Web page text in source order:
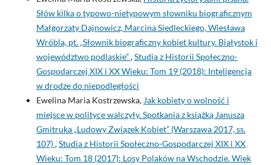
Słów kilka o typowo-nietypowym słowniku biograficznym
Małgorzaty Dajnowicz, Marcina Siedleckiego, Wiesława
Wróbla, pt. „Słownik biograficzny kobiet kultury. Białystok i
województwo podlaskie”,Studia z Historii Społeczno-
Gospodarczej XIX i XX Wieku: Tom 19 (2018): Inteligencja
w drodze do niepodległości
Ewelina Maria Kostrzewska, Jak kobiety o wolność i
miejsce w polityce walczyły. Spotkania z książką Janusza
Gmitruka „Ludowy Związek Kobiet” (Warszawa 2017, ss.
107),Studia z Historii Społeczno-Gospodarczej XIX i XX
Wieku: Tom 18 (2017): Losy Polaków na Wschodzie. Wiek